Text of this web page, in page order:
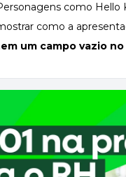
como
como a
um campo vazio